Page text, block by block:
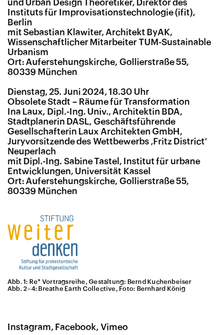
und Urban Design Theoretiker, Direktor des
Instituts für Improvisationstechnologie (ifit),
Berlin
mit Sebastian Klawiter, Architekt ByAK,
Wissenschaftlicher Mitarbeiter TUM-Sustainable
Urbanism
Ort: Auferstehungskirche, Gollierstraße 55,
80339 München
Dienstag, 25. Juni 2024, 18.30 Uhr
Obsolete Stadt – Räume für Transformation
Ina Laux, Dipl.-Ing. Univ., Architektin BDA,
Stadtplanerin DASL, Geschäftsführende
Gesellschafterin Laux Architekten GmbH,
Juryvorsitzende des Wettbewerbs ‚Fritz District‘
Neuperlach
mit Dipl.-Ing. Sabine Tastel, Institut für urbane
Entwicklungen, Universität Kassel
Ort: Auferstehungskirche, Gollierstraße 55,
80339 München
Abb. 1: Re* Vortragsreihe, Gestaltung: Bernd Kuchenbeiser
Abb. 2–4: Breathe Earth Collective, Foto: Bernhard König
Instagram Facebook Vimeo